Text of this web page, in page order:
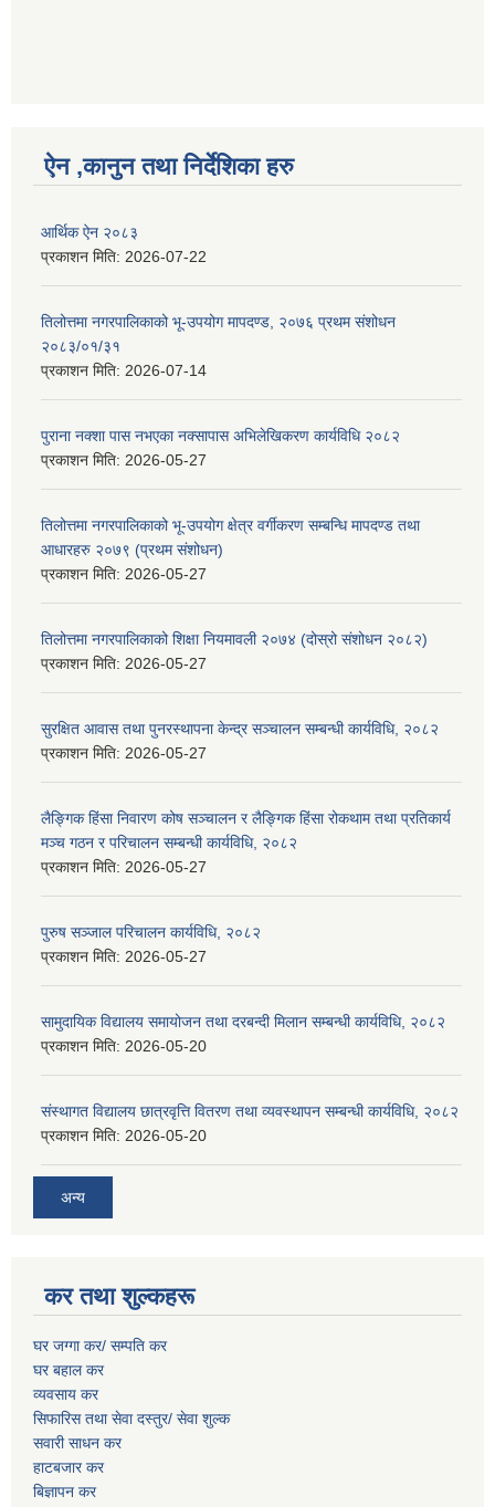
ऐन ,कानुन तथा निर्देशिका हरु
आर्थिक ऐन २०८३
प्रकाशन मिति: 2026-07-22
तिलोत्तमा नगरपालिकाको भू-उपयोग मापदण्ड, २०७६ प्रथम संशोधन
२०८३/०१/३१
प्रकाशन मिति: 2026-07-14
पुराना नक्शा पास नभएका नक्सापास अभिलेखिकरण कार्यविधि २०८२
प्रकाशन मिति: 2026-05-27
तिलोत्तमा नगरपालिकाको भू-उपयोग क्षेत्र वर्गीकरण सम्बन्धि मापदण्ड तथा
आधारहरु २०७९ (प्रथम संशोधन)
प्रकाशन मिति: 2026-05-27
तिलोत्तमा नगरपालिकाको शिक्षा नियमावली २०७४ (दोस्रो संशोधन २०८२)
प्रकाशन मिति: 2026-05-27
सुरक्षित आवास तथा पुनरस्थापना केन्द्र सञ्चालन सम्बन्धी कार्यविधि, २०८२
प्रकाशन मिति: 2026-05-27
लैङ्गिक हिंसा निवारण कोष सञ्चालन र लैङ्गिक हिंसा रोकथाम तथा प्रतिकार्य
मञ्च गठन र परिचालन सम्बन्धी कार्यविधि, २०८२
प्रकाशन मिति: 2026-05-27
पुरुष सञ्जाल परिचालन कार्यविधि, २०८२
प्रकाशन मिति: 2026-05-27
सामुदायिक विद्यालय समायोजन तथा दरबन्दी मिलान सम्बन्धी कार्यविधि, २०८२
प्रकाशन मिति: 2026-05-20
संस्थागत विद्यालय छात्रवृत्ति वितरण तथा व्यवस्थापन सम्बन्धी कार्यविधि, २०८२
प्रकाशन मिति: 2026-05-20
अन्य
कर तथा शुल्कहरू
घर जग्गा कर/ सम्पति कर
घर बहाल कर
व्यवसाय कर
सिफारिस तथा सेवा दस्तुर/ सेवा शुल्क
सवारी साधन कर
हाटबजार कर
बिज्ञापन कर